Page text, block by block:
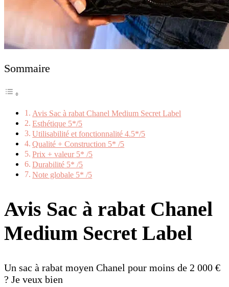
Sommaire
Avis Sac à rabat Chanel Medium Secret Label
Esthétique 5*/5
Utilisabilité et fonctionnalité 4.5*/5
Qualité + Construction 5* /5
Prix + valeur 5* /5
Durabilité 5* /5
Note globale 5* /5
Avis Sac à rabat Chanel
Medium Secret Label
Un sac à rabat moyen Chanel pour moins de 2 000 €
? Je veux bien